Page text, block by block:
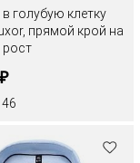
голубую клетку
прямой крой на
рост
₽
46